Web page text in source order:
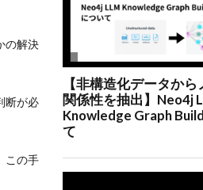
の解決
断が必
この手